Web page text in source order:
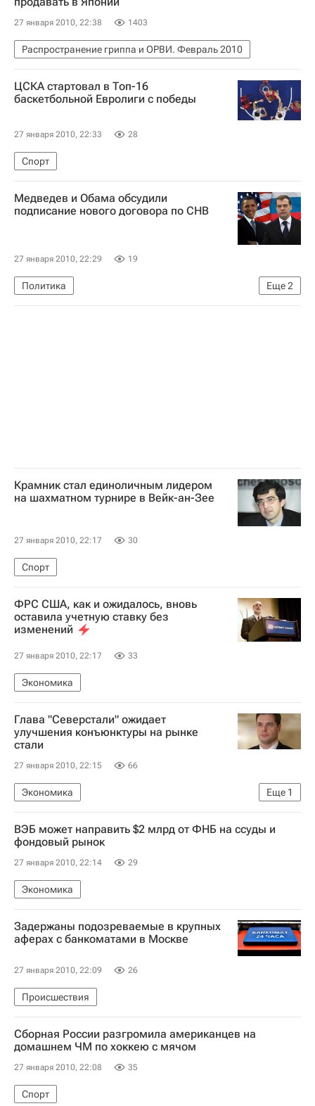
27 января 2010, 22:38 1403
Распространение гриппа и ОРВИ. Февраль 2010
ЦСКА стартовал в Топ-16
баскетбольной Евролиги с победы
27 января 2010, 22:33 28
Спорт
Медведев и Обама обсудили
подписание нового договора по СНВ
27 января 2010, 22:29 19
Еще2
Политика
Новый договор по стратегическим наступательным вооружениям
Крамник стал единоличным лидером
на шахматном турнире в Вейк-ан-Зее
27 января 2010, 22:17 30
Спорт
ФРС США, как и ожидалось, вновь
оставила учетную ставку без
изменений
27 января 2010, 22:17 33
Экономика
Глава "Северстали" ожидает
улучшения конъюнктуры на рынке
стали
27 января 2010, 22:15 66
Еще 1
Экономика
40-й Всемирный экономический форум в Давосе
ВЭБ может направить $2 млрд от ФНБ на ссуды и
фондовый рынок
27 января 2010, 22:14 29
Экономика
Задержаны подозреваемые в крупных
аферах с банкоматами в Москве
27 января 2010, 22:09 26
Происшествия
Сборная России разгромила американцев на
домашнем ЧМ по хоккею с мячом
27 января 2010, 22:08 35
Спорт